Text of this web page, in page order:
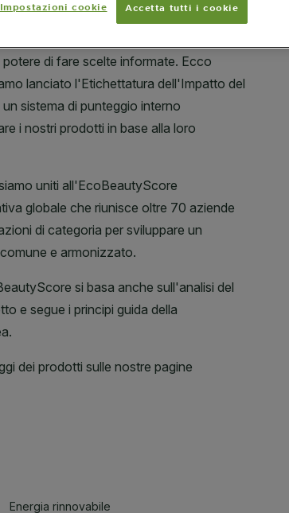
Impostazioni cookie Accetta tutti i cookie